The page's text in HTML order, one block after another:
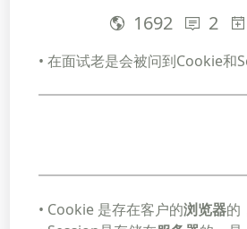
1692 2
• 在面试老是会被问到Cookie和
• Cookie 是存在客户的浏览器的